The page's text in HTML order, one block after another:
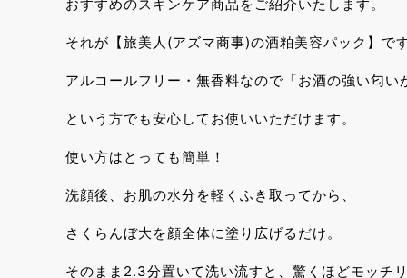
おすすめのスキンケア商品をご紹介いたします。
それが【旅美人(アズマ商事)の酒粕美容パック】で
アルコールフリー・無香料なので「お酒の強い匂い
という方でも安心してお使いいただけます。
使い方はとっても簡単！
洗顔後、お肌の水分を軽くふき取ってから、
さくらんぼ大を顔全体に塗り広げるだけ。
そのまま2.3分置いて洗い流すと、驚くほどモッチリ